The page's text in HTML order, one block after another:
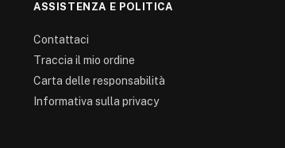
ASSISTENZA E POLITICA
Contattaci
Traccia il mio ordine
Carta delle responsabilità
Informativa sulla privacy